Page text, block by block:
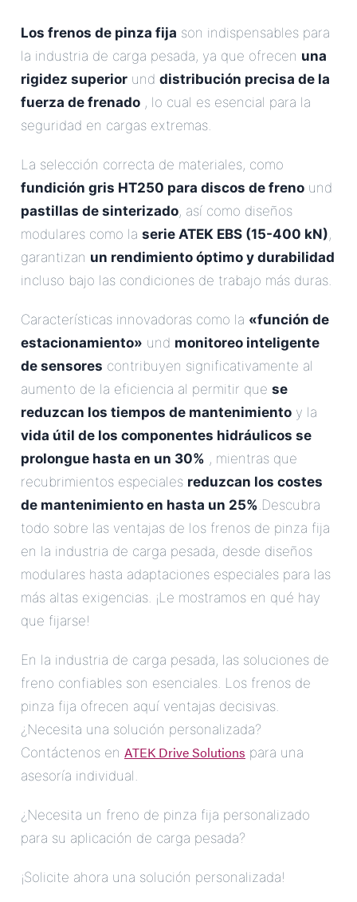
Los frenos de pinza fija son indispensables para
la industria de carga pesada, ya que ofrecen una
rigidez superior und distribución precisa de la
fuerza de frenado , lo cual es esencial para la
seguridad en cargas extremas.
La selección correcta de materiales, como
fundición gris HT250 para discos de freno und
pastillas de sinterizado, así como diseños
modulares como la serie ATEK EBS (15-400 kN),
garantizan un rendimiento óptimo y durabilidad
incluso bajo las condiciones de trabajo más duras.
Características innovadoras como la «función de
estacionamiento» und monitoreo inteligente
de sensores contribuyen significativamente al
aumento de la eficiencia al permitir que se
reduzcan los tiempos de mantenimiento y la
vida útil de los componentes hidráulicos se
prolongue hasta en un 30% , mientras que
recubrimientos especiales reduzcan los costes
de mantenimiento en hasta un 25%.Descubra
todo sobre las ventajas de los frenos de pinza fija
en la industria de carga pesada, desde diseños
modulares hasta adaptaciones especiales para las
más altas exigencias. ¡Le mostramos en qué hay
que fijarse!
En la industria de carga pesada, las soluciones de
freno confiables son esenciales. Los frenos de
pinza fija ofrecen aquí ventajas decisivas.
¿Necesita una solución personalizada?
Contáctenos en ATEK Drive Solutions para una
asesoría individual.
¿Necesita un freno de pinza fija personalizado
para su aplicación de carga pesada?
¡Solicite ahora una solución personalizada!